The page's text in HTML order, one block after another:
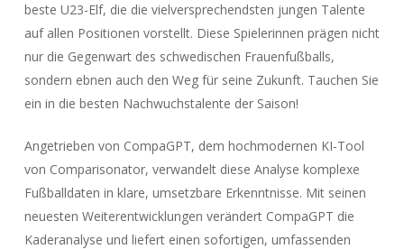
beste U23-Elf, die die vielversprechendsten jungen Talente
auf allen Positionen vorstellt. Diese Spielerinnen prägen nicht
nur die Gegenwart des schwedischen Frauenfußballs,
sondern ebnen auch den Weg für seine Zukunft. Tauchen Sie
ein in die besten Nachwuchstalente der Saison!
Angetrieben von CompaGPT, dem hochmodernen KI-Tool
von Comparisonator, verwandelt diese Analyse komplexe
Fußballdaten in klare, umsetzbare Erkenntnisse. Mit seinen
neuesten Weiterentwicklungen verändert CompaGPT die
Kaderanalyse und liefert einen sofortigen, umfassenden